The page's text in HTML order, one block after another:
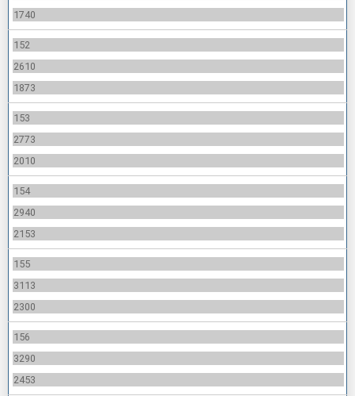
1740
152
2610
1873
153
2773
2010
154
2940
2153
155
3113
2300
156
3290
2453